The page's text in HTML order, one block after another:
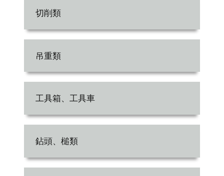
切削類
吊重類
工具箱、工具車
鉆頭、槌類